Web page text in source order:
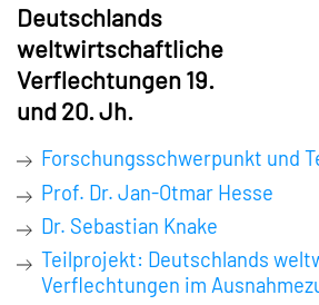
Deutschlands
weltwirtschaftliche
Verflechtungen 19.
und 20. Jh.
Forschungsschwerpunkt und
Prof. Dr. Jan-Otmar Hesse
Dr. Sebastian Knake
Teilprojekt: Deutschlands
Verflechtungen im